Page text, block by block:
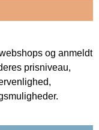
og anmeldt
prisniveau,